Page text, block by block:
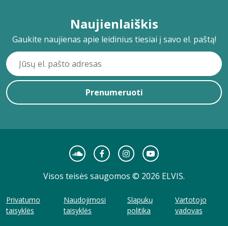
Naujienlaiškis
Gaukite naujienas apie leidinius tiesiai į savo el. paštą!
Prenumeruoti
Visos teisės saugomos © 2026 ELVIS.
Privatumo
taisyklės
Naudojimosi
taisyklės
Slapukų
politika
Vartotojo
vadovas